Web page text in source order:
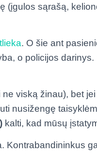
(įgulos sąrašą,
. O šie ant
o policijos darinys.
viską žinau), bet
nusižengę
kalti, kad mūsų
Kontrabandininkus